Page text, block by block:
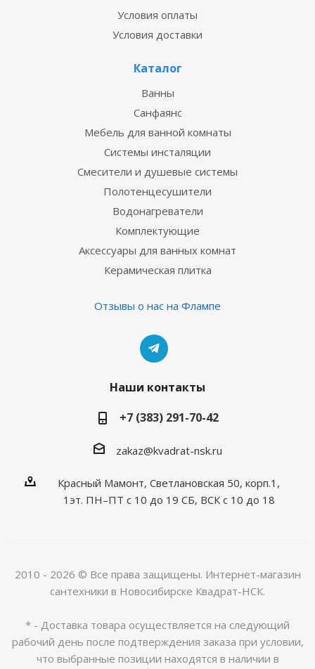
Условия оплаты
Условия доставки
Каталог
Ванны
Санфаянс
Мебель для ванной комнаты
Системы инсталяции
Смесители и душевые системы
Полотенцесушители
Водонагреватели
Комплектующие
Аксессуары для ванных комнат
Керамическая плитка
Отзывы о нас на Флампе
Наши контакты
+7 (383) 291-70-42
zakaz@kvadrat-nsk.ru
Красный Мамонт, Светлановская 50, корп.1,
1эт. ПН–ПТ с 10 до 19 CБ, ВСК с 10 до 18
2010 - 2026 © Все права защищены. Интернет-магазин
сантехники в Новосибирске Квадрат-НСК.
* - Доставка товара осуществляется на следующий
рабочий день после подтверждения заказа при условии,
что выбранные позиции находятся в наличии в